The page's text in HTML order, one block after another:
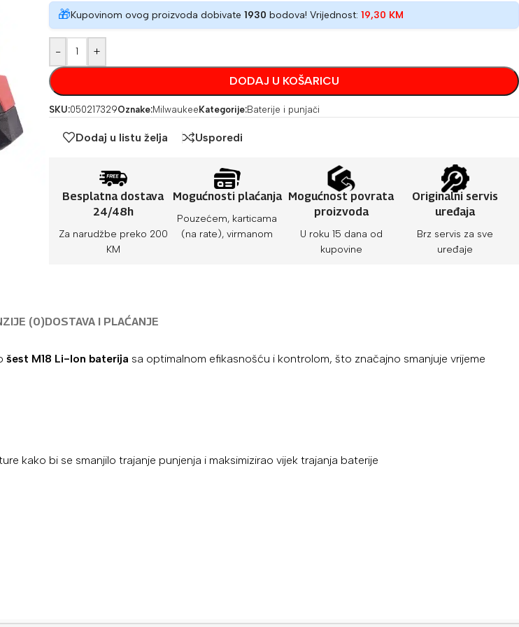
🎁Kupovinom ovog proizvoda dobivate 1930 bodova! Vrijednost: 19,30 KM
- +
DODAJ U KOŠARICU
SKU:050217329Oznake:MilwaukeeKategorije:Baterije i punjači
Dodaj u listu želja Usporedi
Besplatna dostava
24/48h
Za narudžbe preko 200
KM
Mogućnosti plaćanja
Pouzećem, karticama
(na rate), virmanom
Mogućnost povrata
proizvoda
U roku 15 dana od
kupovine
Originalni servis
uređaja
Brz servis za sve
uređaje
(0)DOSTAVA I PLAĆANJE
šest M18 Li-Ion baterija sa optimalnom efikasnošću i kontrolom, što značajno smanjuje vrijeme
kako bi se smanjilo trajanje punjenja i maksimizirao vijek trajanja baterije